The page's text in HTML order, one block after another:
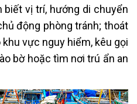
vị trí, hướng di chuyển
động phòng tránh; thoát
vực nguy hiểm, kêu gọi
bờ hoặc tìm nơi trú ẩn an